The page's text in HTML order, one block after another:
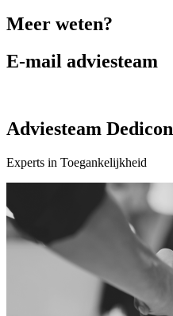
Meer weten?
E-mail adviesteam
Adviesteam Dedicon
Experts in Toegankelijkheid